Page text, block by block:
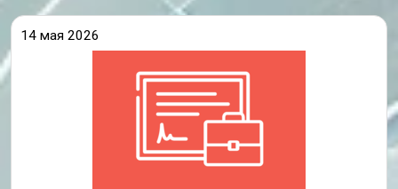
14 мая 2026
образования Иркутской области, на котором были
рассмотрены аттестационные материалы
педагогических работников организаций,
осуществляющих образовательную деятельность
на территории Иркутской области, принято